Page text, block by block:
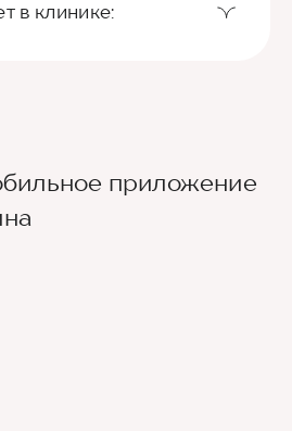
в клинике:
приложение